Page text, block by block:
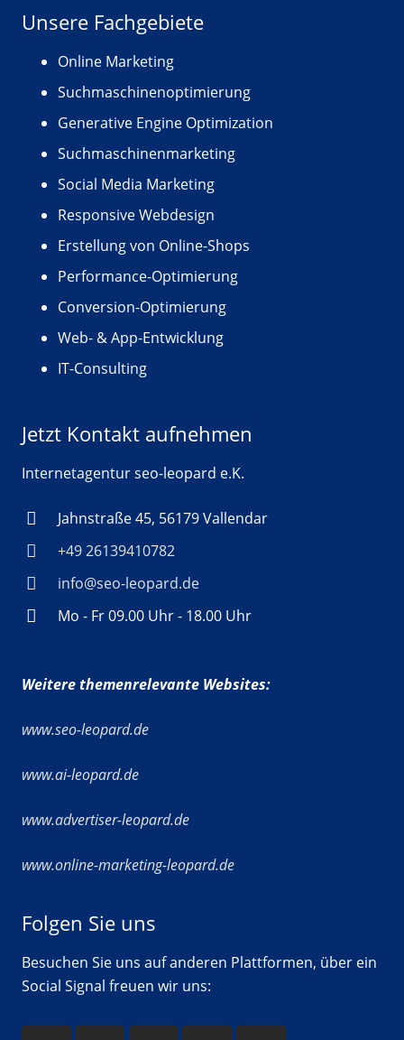
Unsere Fachgebiete
Online Marketing
Suchmaschinenoptimierung
Generative Engine Optimization
Suchmaschinenmarketing
Social Media Marketing
Responsive Webdesign
Erstellung von Online-Shops
Performance-Optimierung
Conversion-Optimierung
Web- & App-Entwicklung
IT-Consulting
Jetzt Kontakt aufnehmen
Internetagentur seo-leopard e.K.
Jahnstraße 45, 56179 Vallendar
+49 26139410782
info@seo-leopard.de
Mo - Fr 09.00 Uhr - 18.00 Uhr
Weitere themenrelevante Websites:
www.seo-leopard.de
www.ai-leopard.de
www.advertiser-leopard.de
www.online-marketing-leopard.de
Folgen Sie uns
Besuchen Sie uns auf anderen Plattformen, über ein
Social Signal freuen wir uns: